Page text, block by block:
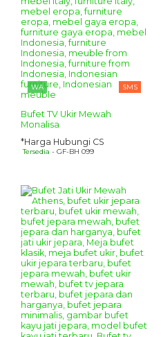
WA SMS
Bufet TV Ukir Mewah
Monalisa
*Harga Hubungi CS
Tersedia - GF-BH 099